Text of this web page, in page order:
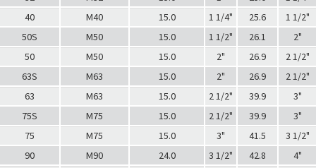
40
M40 15.0 1 1/4" 25.6
1 1/2"
50S
M50 15.0 1 1/2" 26.1
2"
50
M50 15.0 2" 26.9
2 1/2"
63S
M63 15.0 2" 26.9
2 1/2"
63
M63 15.0 2 1/2" 39.9
3"
75S
M75 15.0 2 1/2" 39.9
3"
75
M75 15.0 3" 41.5
3 1/2"
90
M90 24.0 3 1/2" 42.8
4"